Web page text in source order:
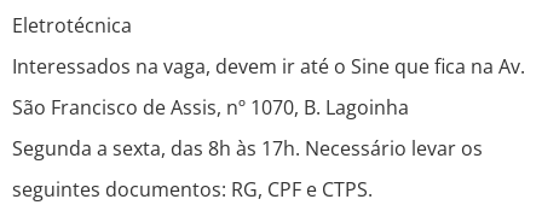
Eletrotécnica
Interessados na vaga, devem ir até o Sine que fica na Av.
São Francisco de Assis, nº 1070, B. Lagoinha
Segunda a sexta, das 8h às 17h. Necessário levar os
seguintes documentos: RG, CPF e CTPS.